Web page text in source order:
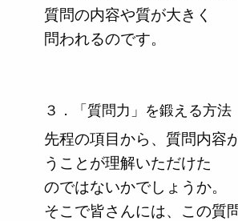
質問の内容や質が大きく
問われるのです。
３．「質問力」を鍛える方法
先程の項目から、質問内容
うことが理解いただけた
のではないかでしょうか。
そこで皆さんには、この質